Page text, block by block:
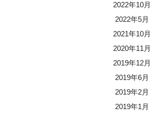
2022年10月
2022年5月
2021年10月
2020年11月
2019年12月
2019年6月
2019年2月
2019年1月